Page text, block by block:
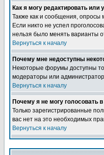
Как я могу редактировать или
Также как и сообщения, опросы
Если никто не успел
нельзя было менять варианты
Вернуться к началу
Почему мне недоступны
Некоторые форумы доступны
модераторы или
Вернуться к началу
Почему я не могу голосовать
Только зарегистрированные
вас нет на это необходимых
Вернуться к началу